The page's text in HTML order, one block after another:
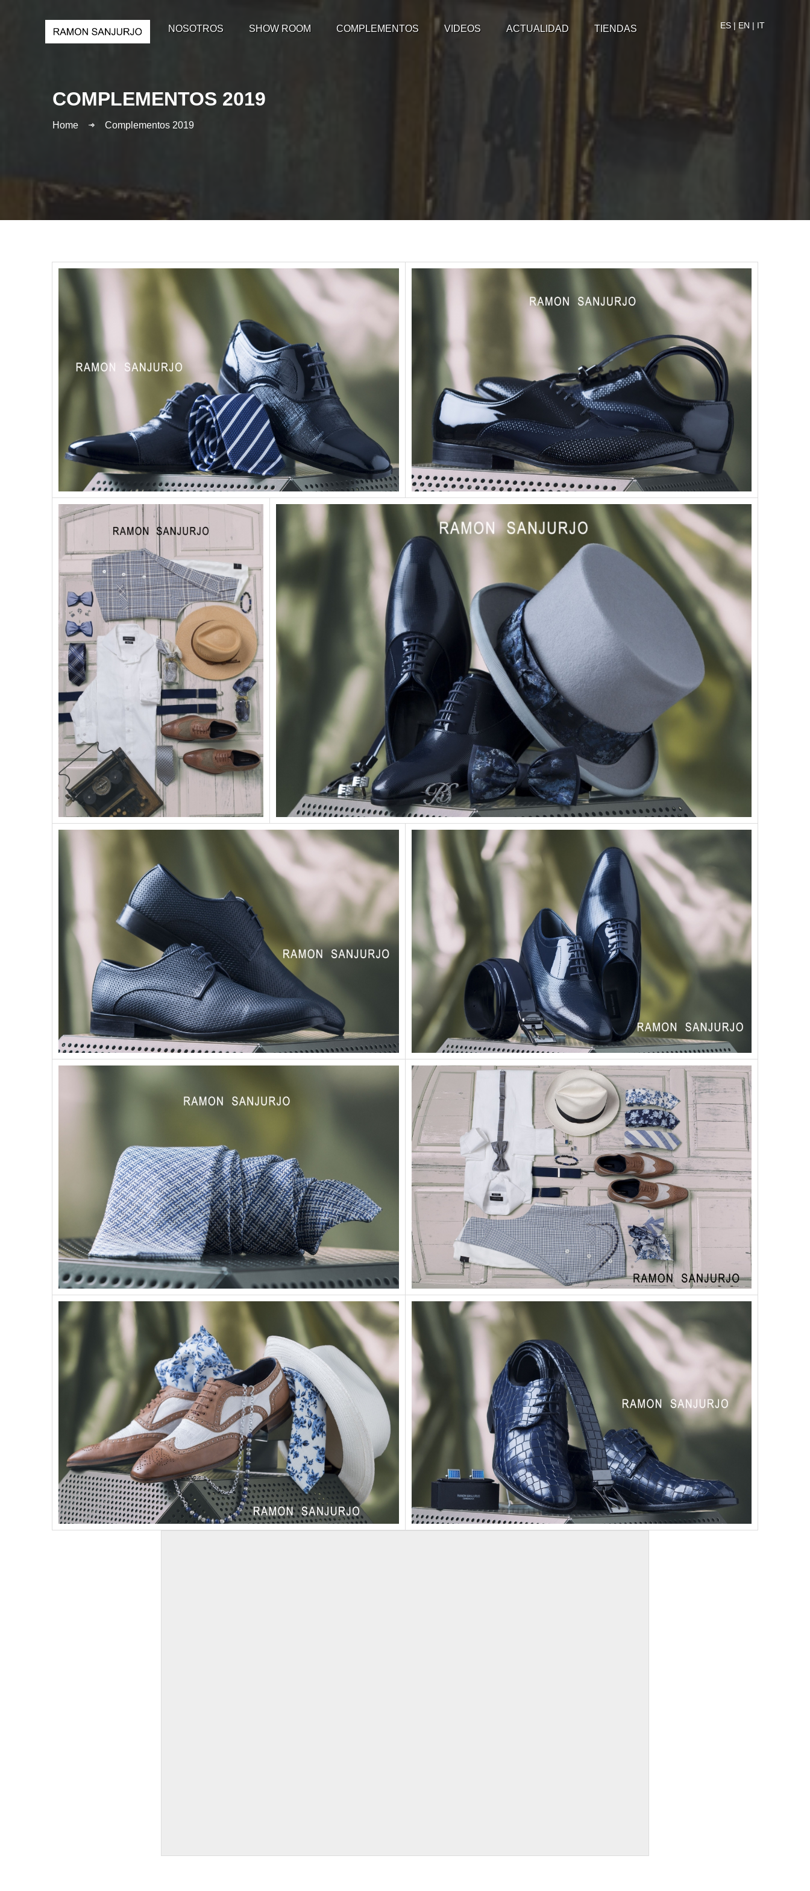
NOSOTROS SHOW ROOM COMPLEMENTOS VIDEOS ACTUALIDAD TIENDAS ES | EN | IT
COMPLEMENTOS 2019
Home Complementos 2019